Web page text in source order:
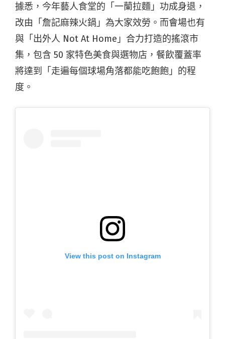
據悉，今年藝人食堂的「一蘭拉麵」功成身退，
改由「詹記麻辣火鍋」為大家效勞。而會場也有
與「出外人 Not At Home」合力打造的搖滾市
集，包含 50 家特色美食與選物店，餐飲覆蓋率
將達到「走遍每個球場角落都能吃飽飽」的程
度。
View this post on Instagram